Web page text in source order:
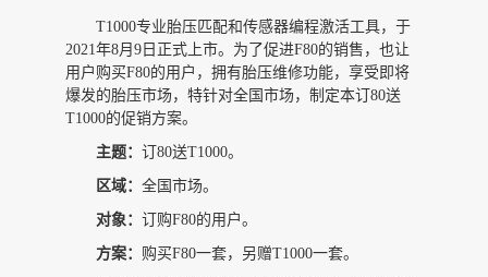
T1000专业胎压匹配和传感器编程激活工具，于
2021年8月 9日正式上市。为了促进F80的销售，也让
用户购买F80的用户，拥有胎压维修功能，享受即将
爆发的胎压市场， 特针对全国市场，制定本订80送
T1000的促销方案。
主题： 订80送T1000。
区域： 全国市场。
对象： 订购F80的用户。
方案： 购买F80一套，另赠T1000一套。